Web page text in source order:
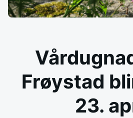
Frøystad
23.